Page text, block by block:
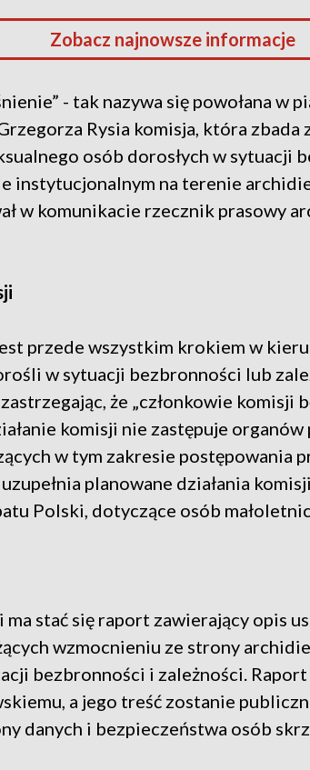
Zobacz najnowsze informacje
- tak nazywa się powołana
Rysia komisja, która zbada
osób dorosłych w sytuacji
instytucjonalnym na terenie
w komunikacie rzecznik prasowy
przede wszystkim krokiem w
w sytuacji bezbronności lub
zastrzegając, że „członkowie komisji
komisji nie zastępuje
w tym zakresie postępowania
planowane działania
Polski, dotyczące osób
stać się raport zawierający opis
wzmocnieniu ze strony
bezbronności i zależności.
a jego treść zostanie
danych i bezpieczeństwa osób